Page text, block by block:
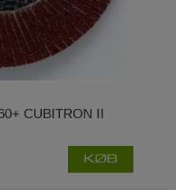
CUBITRON II
KØB